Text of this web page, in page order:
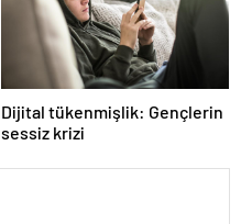
Dijital tükenmişlik: Gençlerin
sessiz krizi